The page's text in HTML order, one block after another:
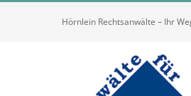
Hörnlein Rechtsanwälte – Ihr